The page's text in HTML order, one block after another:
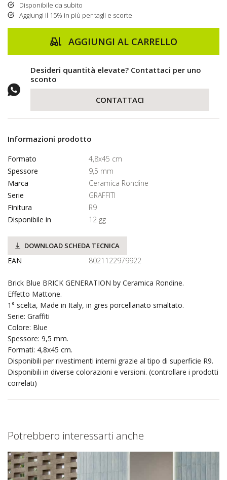
Disponibile da subito
Aggiungi il 15% in più per tagli e scorte
AGGIUNGI AL CARRELLO
Desideri quantità elevate? Contattaci per uno
sconto
CONTATTACI
Informazioni prodotto
Formato
4,8x45 cm
Spessore
9,5 mm
Marca
Ceramica Rondine
Serie
GRAFFITI
Finitura
R9
Disponibile in
12 gg
DOWNLOAD SCHEDA TECNICA
EAN 8021122979922
Brick Blue BRICK GENERATION by Ceramica Rondine.
Effetto Mattone.
1° scelta, Made in Italy, in gres porcellanato smaltato.
Serie: Graffiti
Colore: Blue
Spessore: 9,5 mm.
Formati: 4,8x45 cm.
Disponibili per rivestimenti interni grazie al tipo di superficie R9.
Disponibili in diverse colorazioni e versioni. (controllare i prodotti
correlati)
Potrebbero interessarti anche